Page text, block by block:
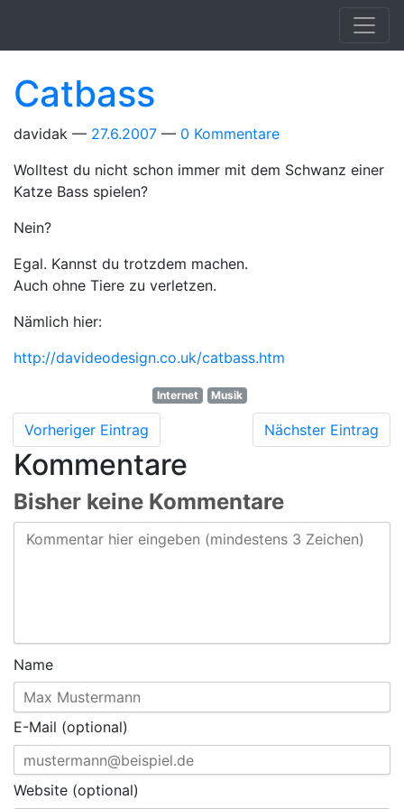
Catbass
davidak 27.6.2007
0 Kommentare
Wolltest du nicht schon immer mit dem Schwanz einer
Katze Bass spielen?
Nein?
Egal. Kannst du trotzdem machen.
Auch ohne Tiere zu verletzen.
Nämlich hier:
http://davideodesign.co.uk/catbass.htm
Internet Musik
Vorheriger Eintrag Nächster Eintrag
Kommentare
Bisher keine Kommentare
Name
E-Mail (optional)
Website (optional)